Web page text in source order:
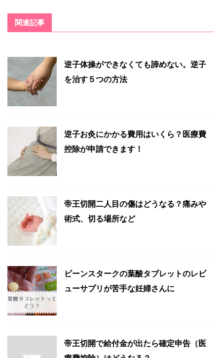
関連記事
逆子体操ができなくても諦めない。逆子
を治す５つの方法
逆子お灸にかかる費用はいくら？医療費
控除が申請できます！
帝王切開二人目の傷はどうなる？痛みや
術式、切る場所など
ビーンスタークの葉酸タブレットのレビ
ューサプリが苦手な妊婦さんに
帝王切開で給付金が出たら確定申告（医